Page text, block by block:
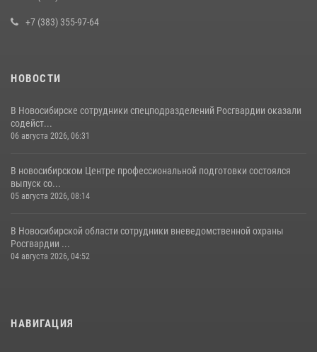
+7 (383) 355-97-64
НОВОСТИ
В Новосибирске сотрудники спецподразделений Росгвардии оказали
содейст...
06 августа 2026, 06:31
В новосибирском Центре профессиональной подготовки состоялся
выпуск со...
05 августа 2026, 08:14
В Новосибирской области сотрудники вневедомственной охраны
Росгвардии ...
04 августа 2026, 04:52
НАВИГАЦИЯ